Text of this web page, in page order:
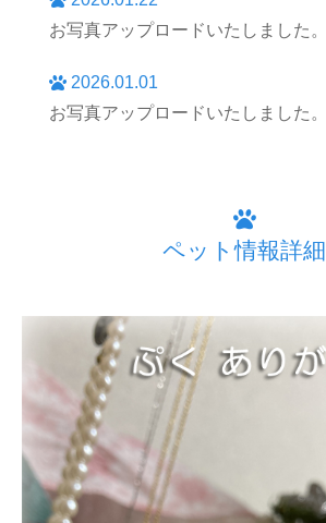
お写真アップロードいたしました。
2026.01.01
お写真アップロードいたしました。
ペット情報詳細